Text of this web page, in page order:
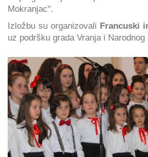
Mokranjac".
Izložbu su organizovali Francuski
uz podršku grada Vranja i Narodnog